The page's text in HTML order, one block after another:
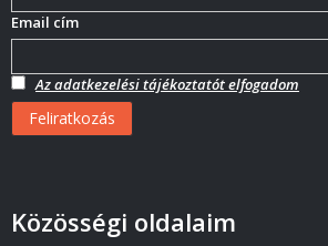
Email cím
Az adatkezelési tájékoztatót elfogadom
Közösségi oldalaim